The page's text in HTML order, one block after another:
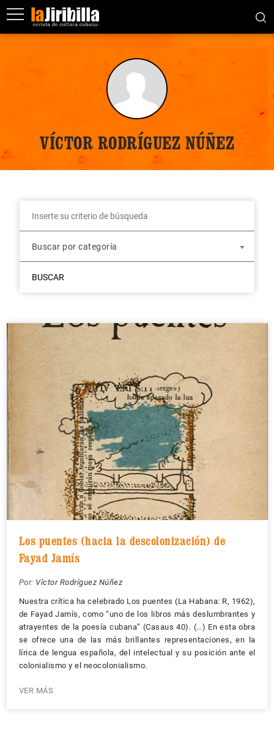
VÍCTOR RODRÍGUEZ NÚÑEZ
Buscar por categoría
BUSCAR
Los puentes (hacia la descolonización) de
Fayad Jamís
Por: Víctor Rodríguez Núñez
Nuestra crítica ha celebrado Los puentes (La Habana: R, 1962),
de Fayad Jamís, como “uno de los libros más deslumbrantes y
atrayentes de la poesía cubana” (Casaus 40). (…) En esta obra
se ofrece una de las más brillantes representaciones, en la
lírica de lengua española, del intelectual y su posición ante el
colonialismo y el neocolonialismo.
VER MÁS